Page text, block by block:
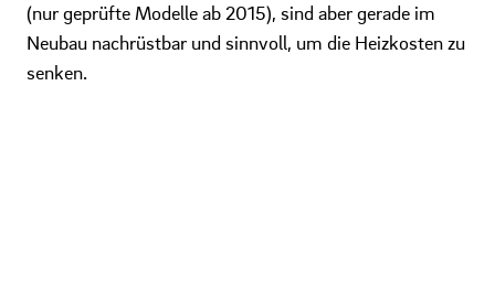
(nur geprüfte Modelle ab 2015), sind aber gerade im
Neubau nachrüstbar und sinnvoll, um die Heizkosten zu
senken.